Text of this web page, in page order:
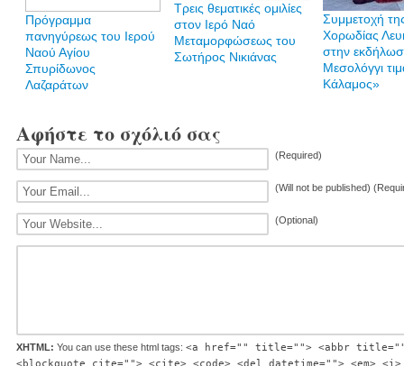
Πρόγραμμα
πανηγύρεως του Ιερού
Ναού Αγίου
Σπυρίδωνος
Λαζαράτων
Τρεις θεματικές ομιλίες
στον Ιερό Ναό
Μεταμορφώσεως του
Σωτήρος Νικιάνας
Συμμετοχή
Χορωδίας
στην
Μεσολόγγι
Κάλαμος»
Αφήστε το σχόλιό σας
(Required)
(Will not be published)
(Optional)
XHTML: You can use these html tags: <a href="" title=""> <abbr